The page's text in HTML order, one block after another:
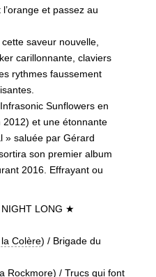
et passez au
saveur nouvelle,
carillonnante, claviers
rythmes faussement
Sunflowers en
2012) et une étonnante
» saluée par Gérard
son premier album
2016. Effrayant ou
NIGHT LONG ★
Colère) / Brigade du
Rockmore) / Trucs qui font